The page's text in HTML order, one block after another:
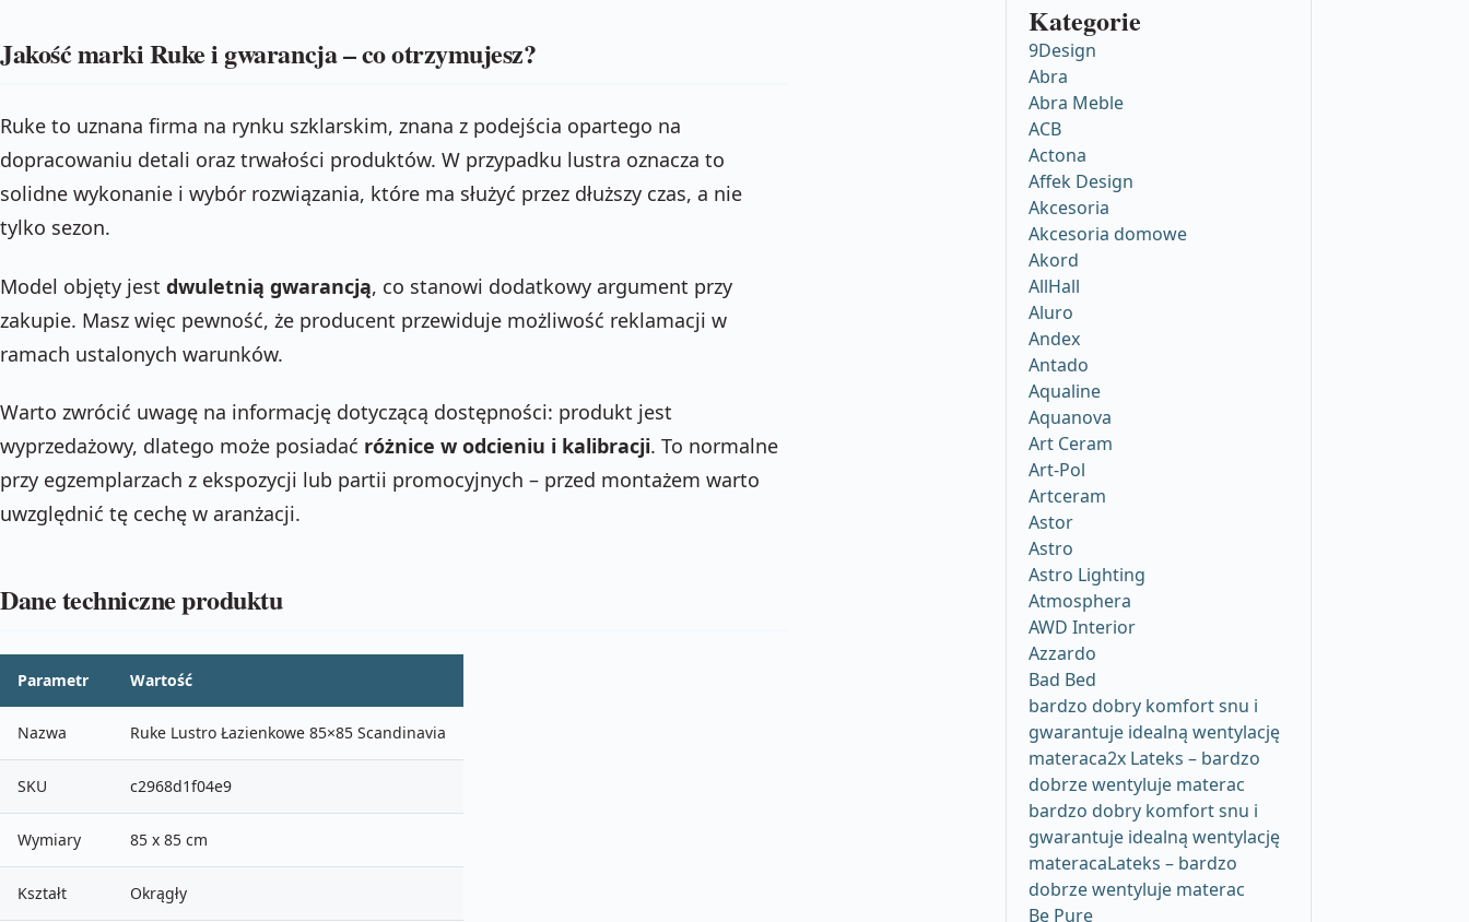
Jakość marki Ruke i gwarancja – co otrzymujesz?
Ruke to uznana firma na rynku szklarskim, znana z podejścia opartego na
dopracowaniu detali oraz trwałości produktów. W przypadku lustra oznacza to
solidne wykonanie i wybór rozwiązania, które ma służyć przez dłuższy czas, a nie
tylko sezon.
Model objęty jest dwuletnią gwarancją, co stanowi dodatkowy argument przy
zakupie. Masz więc pewność, że producent przewiduje możliwość reklamacji w
ramach ustalonych warunków.
Warto zwrócić uwagę na informację dotyczącą dostępności: produkt jest
wyprzedażowy, dlatego może posiadać różnice w odcieniu i kalibracji. To normalne
przy egzemplarzach z ekspozycji lub partii promocyjnych – przed montażem warto
uwzględnić tę cechę w aranżacji.
Dane techniczne produktu
Parametr Wartość
Nazwa Ruke Lustro Łazienkowe 85×85 Scandinavia
SKU c2968d1f04e9
Wymiary 85 x 85 cm
Kształt Okrągły
Kategorie
9Design
Abra
Abra Meble
ACB
Actona
Affek Design
Akcesoria
Akcesoria domowe
Akord
AllHall
Aluro
Andex
Antado
Aqualine
Aquanova
Art Ceram
Art-Pol
Artceram
Astor
Astro
Astro Lighting
Atmosphera
AWD Interior
Azzardo
Bad Bed
bardzo dobry komfort snu i
gwarantuje idealną wentylację
materaca2x Lateks – bardzo
dobrze wentyluje materac
bardzo dobry komfort snu i
gwarantuje idealną wentylację
materacaLateks – bardzo
dobrze wentyluje materac
Be Pure